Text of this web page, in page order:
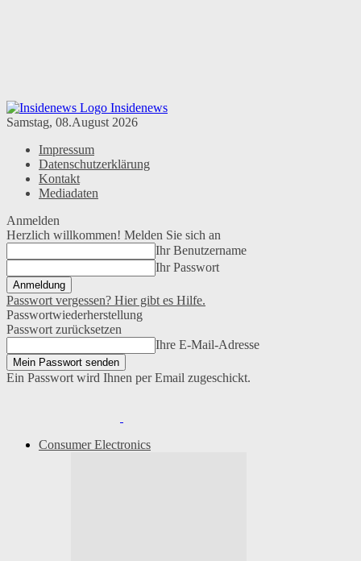
Insidenews
Samstag, 08.August 2026
Impressum
Datenschutzerklärung
Kontakt
Mediadaten
Anmelden
Herzlich willkommen! Melden Sie sich an
Ihr Benutzername
Ihr Passwort
Passwort vergessen? Hier gibt es Hilfe.
Passwortwiederherstellung
Passwort zurücksetzen
Ihre E-Mail-Adresse
Ein Passwort wird Ihnen per Email zugeschickt.
Consumer Electronics